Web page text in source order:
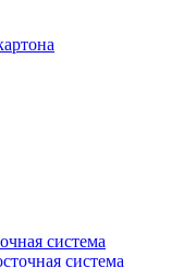
система
система